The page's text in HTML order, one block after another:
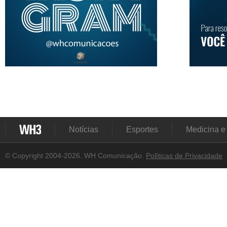
Notícias Esportes Medicina
© Copyright 2004-2026. WH Comunicação. Políticas de Privacidade